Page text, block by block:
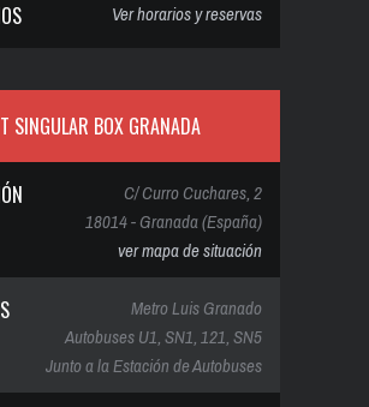
Ver horarios y reservas
SINGULAR BOX GRANADA
C/ Curro Cuchares, 2
18014 - Granada (España)
ver mapa de situación
Metro Luis Granado
Autobuses U1, SN1, 121, SN5
Junto a la Estación de Autobuses